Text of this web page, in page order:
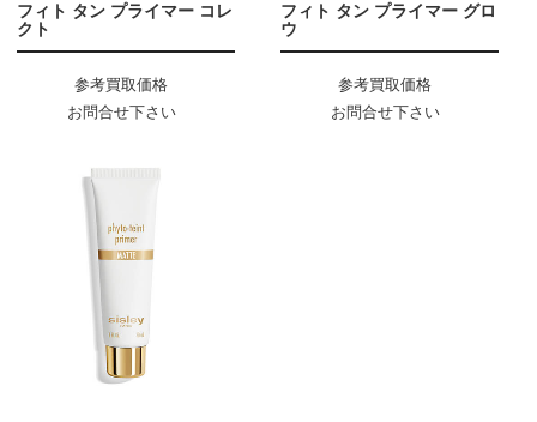
フィト タン プライマー コレ
クト
参考買取価格
お問合せ下さい
フィト タン プライマー グロ
ウ
参考買取価格
お問合せ下さい